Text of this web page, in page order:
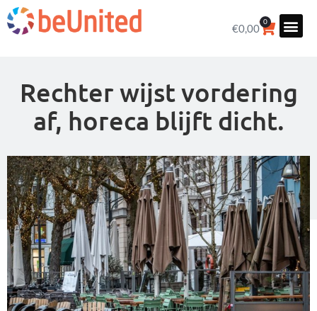
€0,00
0
Rechter wijst vordering
af, horeca blijft dicht.